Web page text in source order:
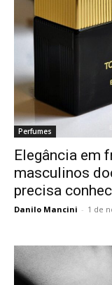
Perfumes
Elegância em
masculinos
precisa
Danilo Mancini - 1 de